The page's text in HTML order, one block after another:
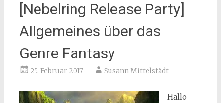
[Nebelring Release Party]
Allgemeines über das
Genre Fantasy
25. Februar 2017 Susann Mittelstädt
Hallo